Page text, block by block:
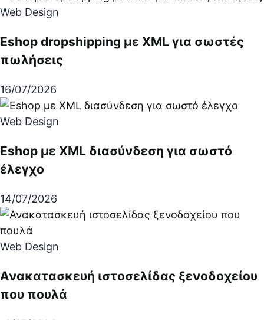
Web Design
Eshop dropshipping με XML για σωστές
πωλήσεις
16/07/2026
Web Design
Eshop με XML διασύνδεση για σωστό
έλεγχο
14/07/2026
Web Design
Ανακατασκευή ιστοσελίδας ξενοδοχείου
που πουλά